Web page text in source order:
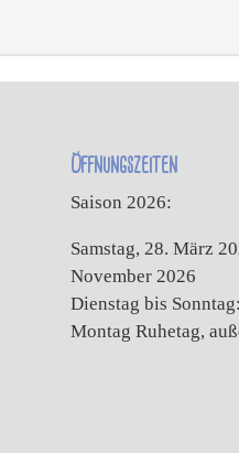
Öffnungszeiten
Saison 2026:
Samstag, 28. März
November 2026
Dienstag bis
Montag Ruhetag,